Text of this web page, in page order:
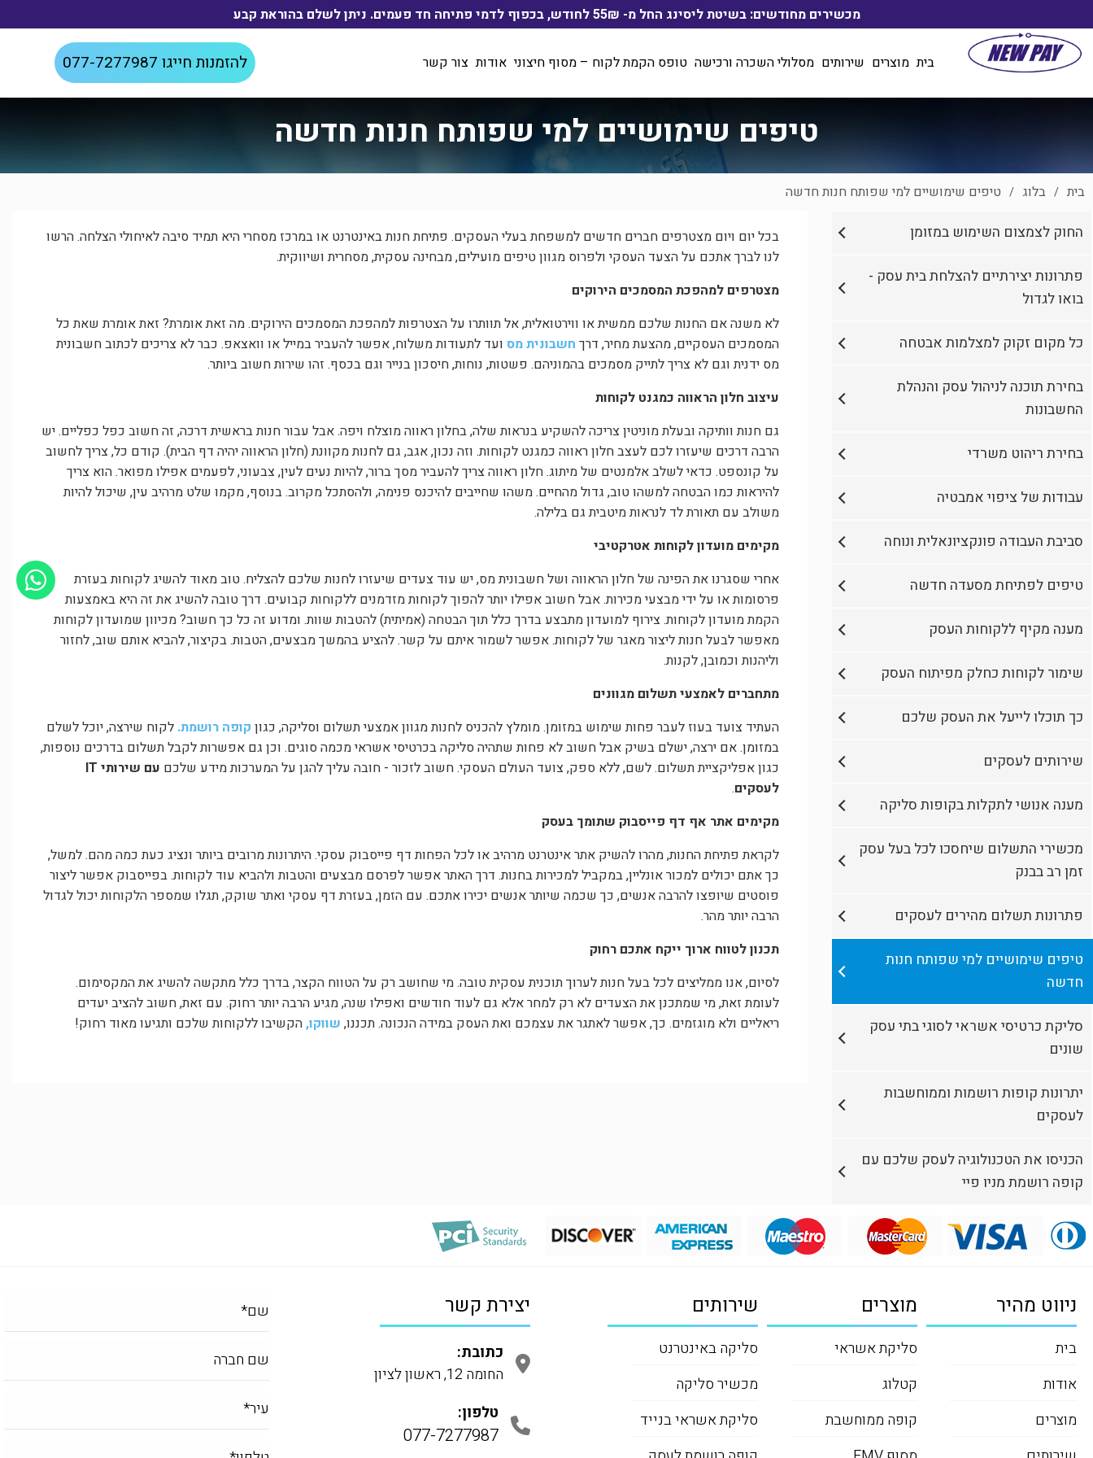
מכשירים מחודשים: בשיטת ליסינג החל מ- 55₪ לחודש, בכפוף לדמי פתיחה חד פעמים. ניתן לשלם בהוראת קבע
בית מוצרים שירותים מסלולי השכרה ורכישה טופס הקמת לקוח – מסוף חיצוני אודות צור קשר להזמנות חייגו 077-7277987
טיפים שימושיים למי שפותח חנות חדשה
בית / בלוג / טיפים שימושיים למי שפותח חנות חדשה
החוק לצמצום השימוש במזומן
פתרונות יצירתיים להצלחת בית עסק -
בואו לגדול
כל מקום זקוק למצלמות אבטחה
בחירת תוכנה לניהול עסק והנהלת
החשבונות
בחירת ריהוט משרדי
עבודות של ציפוי אמבטיה
סביבת העבודה פונקציונאלית ונוחה
טיפים לפתיחת מסעדה חדשה
מענה מקיף ללקוחות העסק
שימור לקוחות כחלק מפיתוח העסק
כך תוכלו לייעל את העסק שלכם
שירותים לעסקים
מענה אנושי לתקלות בקופות סליקה
מכשירי התשלום שיחסכו לכל בעל עסק
זמן רב בבנק
פתרונות תשלום מהירים לעסקים
טיפים שימושיים למי שפותח חנות
חדשה
סליקת כרטיסי אשראי לסוגי בתי עסק
שונים
יתרונות קופות רושמות וממוחשבות
לעסקים
הכניסו את הטכנולוגיה לעסק שלכם עם
קופה רושמת מניו פיי
בכל יום ויום מצטרפים חברים חדשים למשפחת בעלי העסקים. פתיחת חנות באינטרנט או במרכז מסחרי היא תמיד סיבה לאיחולי הצלחה. הרשו
לנו לברך אתכם על הצעד העסקי ולפרוס מגוון טיפים מועילים, מבחינה עסקית, מסחרית ושיווקית.
מצטרפים למהפכת המסמכים הירוקים
לא משנה אם החנות שלכם ממשית או ווירטואלית, אל תוותרו על הצטרפות למהפכת המסמכים הירוקים. מה זאת אומרת? זאת אומרת שאת כל
המסמכים העסקיים, מהצעת מחיר, דרך חשבונית מס ועד לתעודות משלוח, אפשר להעביר במייל או וואצאפ. כבר לא צריכים לכתוב חשבונית
מס ידנית וגם לא צריך לתייק מסמכים בהמוניהם. פשטות, נוחות, חיסכון בנייר וגם בכסף. זהו שירות חשוב ביותר.
עיצוב חלון הראווה כמגנט לקוחות
גם חנות וותיקה ובעלת מוניטין צריכה להשקיע בנראות שלה, בחלון ראווה מוצלח ויפה. אבל עבור חנות בראשית דרכה, זה חשוב כפל כפליים. יש
הרבה דרכים שיעזרו לכם לעצב חלון ראווה כמגנט לקוחות. וזה נכון, אגב, גם לחנות מקוונת (חלון הראווה יהיה דף הבית). קודם כל, צריך לחשוב
על קונספט. כדאי לשלב אלמנטים של מיתוג. חלון ראווה צריך להעביר מסך ברור, להיות נעים לעין, צבעוני, לפעמים אפילו מפואר. הוא צריך
להיראות כמו הבטחה למשהו טוב, גדול מהחיים. משהו שחייבים להיכנס פנימה, ולהסתכל מקרוב. בנוסף, מקמו שלט מרהיב עין, שיכול להיות
משולב עם תאורת לד לנראות מיטבית גם בלילה.
מקימים מועדון לקוחות אטרקטיבי
אחרי שסגרנו את הפינה של חלון הראווה ושל חשבונית מס, יש עוד צעדים שיעזרו לחנות שלכם להצליח. טוב מאוד להשיג לקוחות בעזרת
פרסומות או על ידי מבצעי מכירות. אבל חשוב אפילו יותר להפוך לקוחות מזדמנים ללקוחות קבועים. דרך טובה להשיג את זה היא באמצעות
הקמת מועדון לקוחות. צירוף למועדון מתבצע בדרך כלל תוך הבטחה (אמיתית) להטבות שוות. ומדוע זה כל כך חשוב? מכיוון שמועדון לקוחות
מאפשר לבעל חנות ליצור מאגר של לקוחות. אפשר לשמור איתם על קשר. להציע בהמשך מבצעים, הטבות. בקיצור, להביא אותם שוב, לחזור
וליהנות וכמובן, לקנות.
מתחברים לאמצעי תשלום מגוונים
העתיד צועד בעוז לעבר פחות שימוש במזומן. מומלץ להכניס לחנות מגוון אמצעי תשלום וסליקה, כגון קופה רושמת. לקוח שירצה, יוכל לשלם
במזומן. אם ירצה, ישלם בשיק אבל חשוב לא פחות שתהיה סליקה בכרטיסי אשראי מכמה סוגים. וכן גם אפשרות לקבל תשלום בדרכים נוספות,
כגון אפליקציית תשלום. לשם, ללא ספק, צועד העולם העסקי. חשוב לזכור - חובה עליך להגן על המערכות מידע שלכם
עם שירותי IT
לעסקים.
מקימים אתר אף דף פייסבוק שתומך בעסק
לקראת פתיחת החנות, מהרו להשיק אתר אינטרנט מרהיב או לכל הפחות דף פייסבוק עסקי. היתרונות מרובים ביותר ונציג כעת כמה מהם. למשל,
כך אתם יכולים למכור אונליין, במקביל למכירות בחנות. דרך האתר אפשר לפרסם מבצעים והטבות ולהביא עוד לקוחות. בפייסבוק אפשר ליצור
פוסטים שיופצו להרבה אנשים, כך שכמה שיותר אנשים יכירו אתכם. עם הזמן, בעזרת דף עסקי ואתר שוקק, תגלו שמספר הלקוחות יכול לגדול
הרבה יותר מהר.
תכנון לטווח ארוך ייקח אתכם רחוק
לסיום, אנו ממליצים לכל בעל חנות לערוך תוכנית עסקית טובה. מי שחושב רק על הטווח הקצר, בדרך כלל מתקשה להשיג את המקסימום.
לעומת זאת, מי שמתכנן את הצעדים לא רק למחר אלא גם לעוד חודשים ואפילו שנה, מגיע הרבה יותר רחוק. עם זאת, חשוב להציב יעדים
ריאליים ולא מוגזמים. כך, אפשר לאתגר את עצמכם ואת העסק במידה הנכונה. תכננו, שווקו,הקשיבו ללקוחות שלכם ותגיעו מאוד רחוק!
ניווט מהיר
בית
אודות
מוצרים
מוצרים
סליקת אשראי
קטלוג
קופה ממוחשבת
שירותים
סליקה באינטרנט
מכשיר סליקה
סליקת אשראי בנייד
יצירת קשר
כתובת:
החומה 12, ראשון לציון
טלפון:
077-7277987